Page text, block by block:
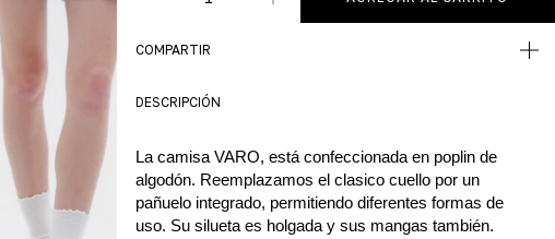
COMPARTIR
DESCRIPCIÓN
La camisa VARO, está confeccionada en poplin de
algodón. Reemplazamos el clasico cuello por un
pañuelo integrado, permitiendo diferentes formas de
uso. Su silueta es holgada y sus mangas también.